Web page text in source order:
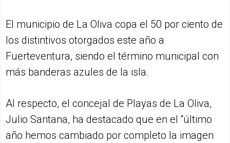
El municipio de La Oliva copa el 50 por ciento de
los distintivos otorgados este año a
Fuerteventura, siendo el término municipal con
más banderas azules de la isla.
Al respecto, el concejal de Playas de La Oliva,
Julio Santana, ha destacado que en el “último
año hemos cambiado por completo la imagen